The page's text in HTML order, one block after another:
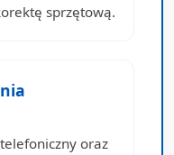
sprzętową.
oraz